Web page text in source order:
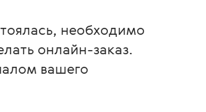
необходимо
онлайн-заказ.
вашего